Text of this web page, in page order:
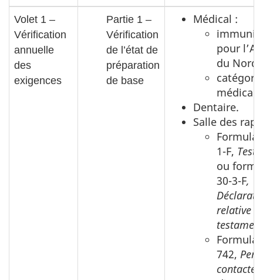
Volet 1 –
Vérification
annuelle
des
exigences
Partie 1 –
Vérification
de l’état de
préparation
de base
Médical :
pour
du Nord;
catégorie
Dentaire.
Salle des
1-F,
ou
30-3-F,
relative
742,
contacter